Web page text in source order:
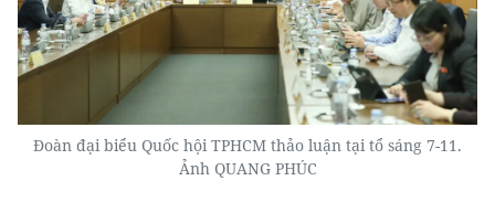
Đoàn đại biểu Quốc hội TPHCM thảo luận tại tổ sáng 7-11.
Ảnh QUANG PHÚC